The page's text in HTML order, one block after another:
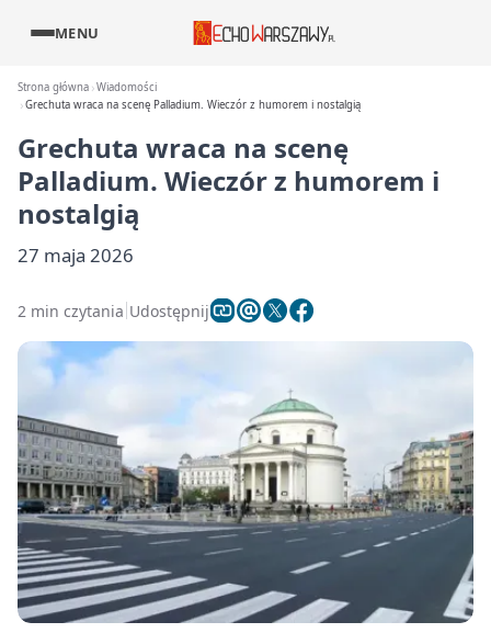
MENU
Strona główna Wiadomości
Grechuta wraca na scenę Palladium. Wieczór z humorem i nostalgią
Grechuta wraca na scenę
Palladium. Wieczór z humorem i
nostalgią
27 maja 2026
2 min czytania Udostępnij